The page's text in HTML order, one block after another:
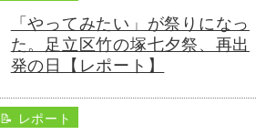
「やってみたい」が祭りになっ
た。足立区竹の塚七夕祭、再出
発の日【レポート】
📝 レポート